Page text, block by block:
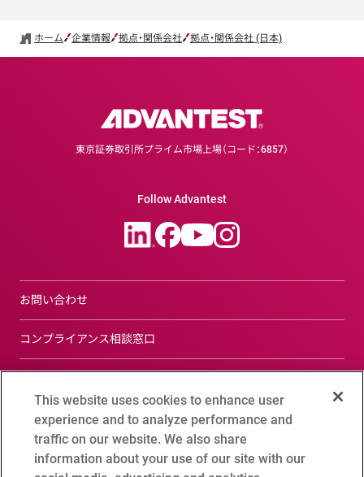
ホーム 企業情報 拠点・関係会社 拠点・関係会社 (日本)
東京証券取引所プライム市場上場（コード：6857）
Follow Advantest
お問い合わせ
コンプライアンス相談窓口
プライバシーポリシー
ソーシャルメディアポリシー
This website uses cookies to enhance user
experience and to analyze performance and
traffic on our website. We also share
information about your use of our site with our